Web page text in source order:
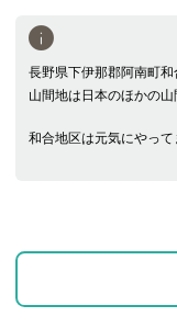
長野県下伊那郡阿南町
山間地は日本のほかの
和合地区は元気にやって